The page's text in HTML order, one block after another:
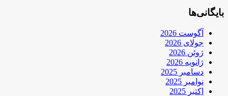
بایگانی‌ها
آگوست 2026
جولای 2026
ژوئن 2026
ژانویه 2026
دسامبر 2025
نوامبر 2025
اکتبر 2025